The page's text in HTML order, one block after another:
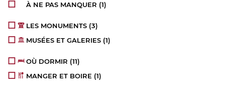
À NE PAS MANQUER (1)
LES MONUMENTS (3)
MUSÉES ET GALERIES (1)
OÙ DORMIR (11)
MANGER ET BOIRE (1)